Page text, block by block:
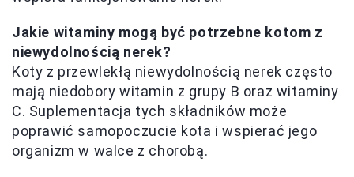
Jakie witaminy mogą być potrzebne kotom z
niewydolnością nerek?
Koty z przewlekłą niewydolnością nerek często
mają niedobory witamin z grupy B oraz witaminy
C. Suplementacja tych składników może
poprawić samopoczucie kota i wspierać jego
organizm w walce z chorobą.